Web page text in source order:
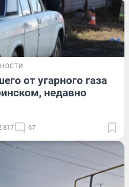
от угарного газа
недавно
817 67